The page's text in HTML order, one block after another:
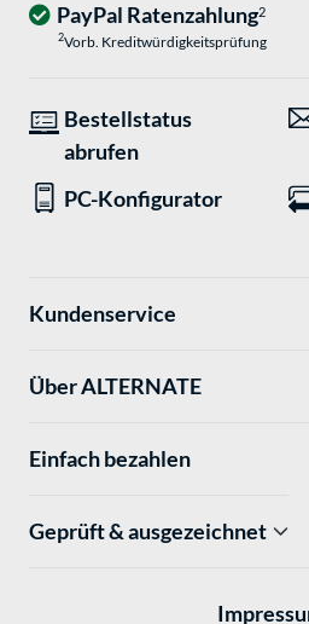
PayPal Ratenzahlung2
2Vorb. Kreditwürdigkeitsprüfung
Bestellstatus
abrufen
PC-Konfigurator
Kundenservice
Über ALTERNATE
Einfach bezahlen
Geprüft & ausgezeichnet